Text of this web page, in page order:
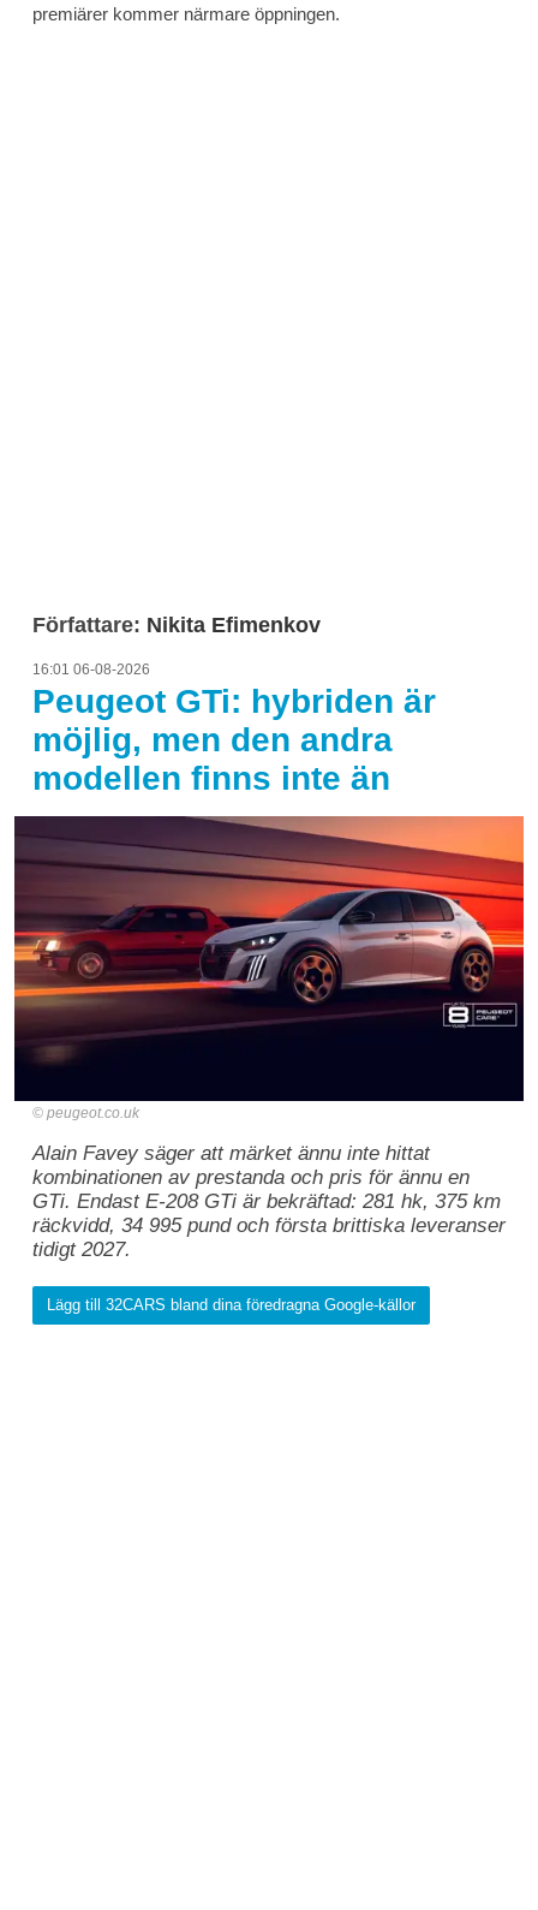
premiärer kommer närmare öppningen.
Författare: Nikita Efimenkov
16:01 06-08-2026
Peugeot GTi: hybriden är
möjlig, men den andra
modellen finns inte än
peugeot.co.uk
Alain Favey säger att märket ännu inte hittat
kombinationen av prestanda och pris för ännu en
GTi. Endast E-208 GTi är bekräftad: 281 hk, 375 km
räckvidd, 34 995 pund och första brittiska leveranser
tidigt 2027.
Lägg till 32CARS bland dina föredragna Google-källor